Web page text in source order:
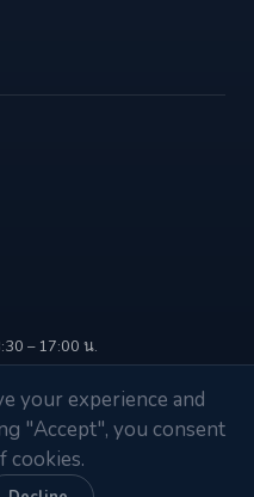
– 17:00 น.
เรชั่น จำกัด สงวนลิขสิทธิ์
your experience and
"Accept", you consent
cookies.